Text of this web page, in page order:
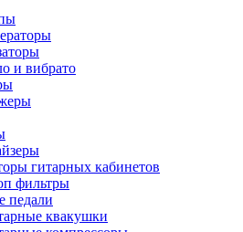
и вибрато
гитарных кабинетов
фильтры
педали
квакушки